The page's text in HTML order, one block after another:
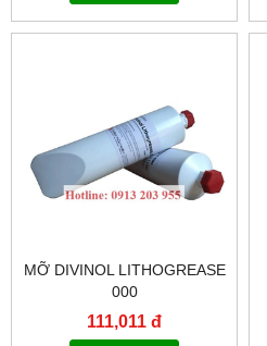
MỠ DIVINOL LITHOGREASE
000
111,011 đ